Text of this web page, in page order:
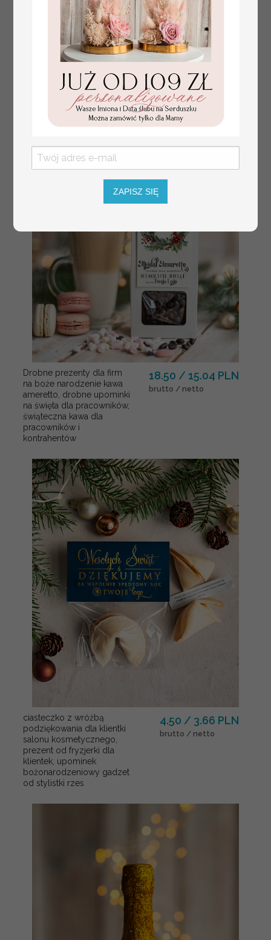
herbata swiateczna
prezent, Upominki firmowe
na Boże Narodzenie
herbata świąteczna pakami
róży, Herbata świąteczna
drobne prezenty na święta
dla pracowników,
bożonarodzeniowy
prezent herbata świateczna
18.50 / 15.04 PLN
brutto / netto
Drobne prezenty dla firm
na boże narodzenie kawa
ameretto, drobne upominki
na święta dla pracowników,
świąteczna kawa dla
pracowników i
kontrahentów
18.50 / 15.04 PLN
brutto / netto
ciasteczko z wróżbą
podziękowania dla klientki
salonu kosmetycznego,
prezent od fryzjerki dla
klientek, upominek
bożonarodzeniowy gadzet
od stylistki rzes
4.50 / 3.66 PLN
brutto / netto
ZAPISZ SIĘ